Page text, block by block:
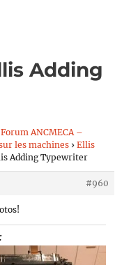
Adding
Forum ANCMECA –
les machines › Ellis
Adding Typewriter
#960